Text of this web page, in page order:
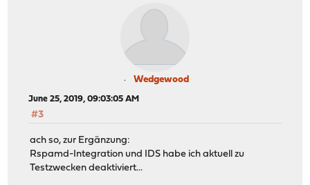
Wedgewood
June 25, 2019, 09:03:05 AM
#3
ach so, zur Ergänzung:
Rspamd-Integration und IDS habe ich aktuell zu
Testzwecken deaktiviert...